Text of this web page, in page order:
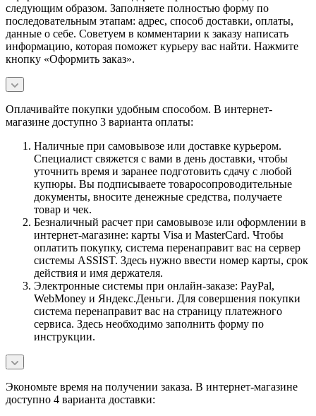
следующим образом. Заполняете полностью форму по
последовательным этапам: адрес, способ доставки, оплаты,
данные о себе. Советуем в комментарии к заказу написать
информацию, которая поможет курьеру вас найти. Нажмите
кнопку «Оформить заказ».
Оплачивайте покупки удобным способом. В интернет-
магазине доступно 3 варианта оплаты:
Наличные при самовывозе или доставке курьером.
Специалист свяжется с вами в день доставки, чтобы
уточнить время и заранее подготовить сдачу с любой
купюры. Вы подписываете товаросопроводительные
документы, вносите денежные средства, получаете
товар и чек.
Безналичный расчет при самовывозе или оформлении в
интернет-магазине: карты Visa и MasterCard. Чтобы
оплатить покупку, система перенаправит вас на сервер
системы ASSIST. Здесь нужно ввести номер карты, срок
действия и имя держателя.
Электронные системы при онлайн-заказе: PayPal,
WebMoney и Яндекс.Деньги. Для совершения покупки
система перенаправит вас на страницу платежного
сервиса. Здесь необходимо заполнить форму по
инструкции.
Экономьте время на получении заказа. В интернет-магазине
доступно 4 варианта доставки: